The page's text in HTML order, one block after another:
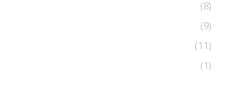
(8)
(9)
(11)
(1)